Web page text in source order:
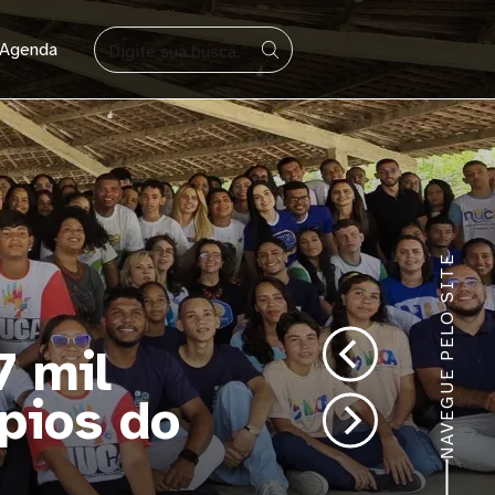
BUSCAR
Agenda
UNICEF: 4º
Étnico- NAVEGUE PELO SITE